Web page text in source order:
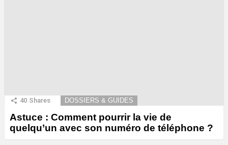
40 Shares DOSSIERS & GUIDES
Astuce : Comment pourrir la vie de
quelqu’un avec son numéro de téléphone ?